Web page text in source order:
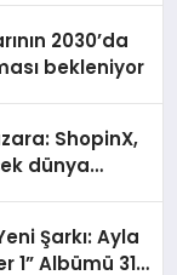
2030’da
bekleniyor
ShopinX,
dünya
Şarkı: Ayla
1” Albümü 31